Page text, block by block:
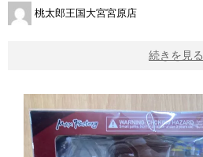
桃太郎王国大宮宮原店
続きを見る